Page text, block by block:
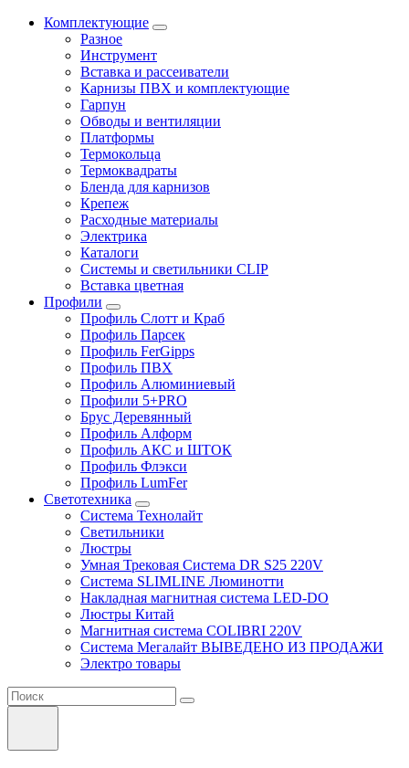
Комплектующие
Разное
Инструмент
Вставка и рассеиватели
Карнизы ПВХ и комплектующие
Гарпун
Обводы и вентиляции
Платформы
Термокольца
Термоквадраты
Бленда для карнизов
Крепеж
Расходные материалы
Электрика
Каталоги
Системы и светильники CLIP
Вставка цветная
Профили
Профиль Слотт и Краб
Профиль Парсек
Профиль FerGipps
Профиль ПВХ
Профиль Алюминиевый
Профили 5+PRO
Брус Деревянный
Профиль Алформ
Профиль АКС и ШТОК
Профиль Флэкси
Профиль LumFer
Светотехника
Система Технолайт
Светильники
Люстры
Умная Трековая Система DR S25 220V
Система SLIMLINE Люминотти
Накладная магнитная система LED-DO
Люстры Китай
Магнитная система COLIBRI 220V
Система Мегалайт ВЫВЕДЕНО ИЗ ПРОДАЖИ
Электро товары